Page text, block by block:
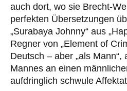
auch dort, wo sie Brecht-
perfekten Übersetzungen
„Surabaya Johnny“ aus
Regner von „Element of
Deutsch – aber „als
Mannes an einen
aufdringlich schwule